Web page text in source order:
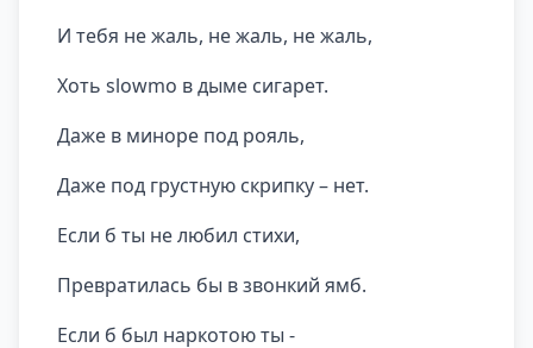
И тебя не жаль, не жаль, не жаль,
Хоть slowmo в дыме сигарет.
Даже в миноре под рояль,
Даже под грустную скрипку – нет.
Если б ты не любил стихи,
Превратилась бы в звонкий ямб.
Если б был наркотою ты -